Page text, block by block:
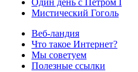
Один день с Петром I
Мистический Гоголь
Веб-ландия
Что такое Интернет?
Мы советуем
Полезные ссылки